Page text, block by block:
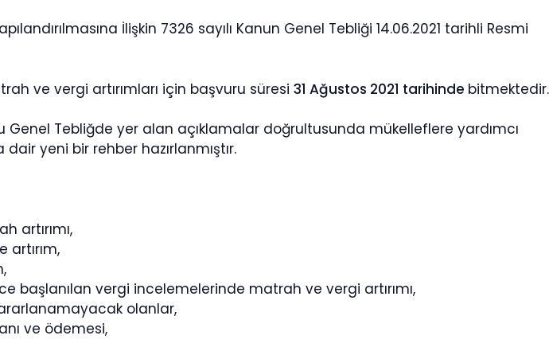
İlişkin 7326 sayılı Kanun Genel Tebliği 14.06.2021 tarihli Resmi
ve vergi artırımları için başvuru süresi 31 Ağustos 2021 tarihinde bitmektedir.
Genel Tebliğde yer alan açıklamalar doğrultusunda mükelleflere yardımcı
yeni bir rehber hazırlanmıştır.
artırımı,
başlanılan vergi incelemelerinde matrah ve vergi artırımı,
olanlar,
ve ödemesi,